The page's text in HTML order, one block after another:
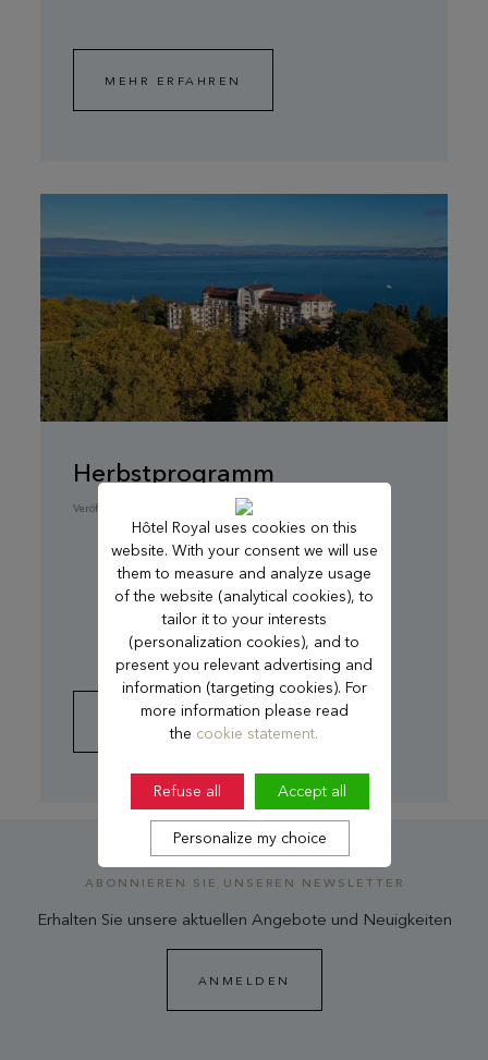
MEHR ERFAHREN
Herbstprogramm
Veröffentlicht am 24.07.2025
ABONNIEREN SIE UNSEREN NEWSLETTER
Erhalten Sie unsere aktuellen Angebote und Neuigkeiten
ANMELDEN
Hôtel Royal uses cookies on this
website. With your consent we will use
them to measure and analyze usage
of the website (analytical cookies), to
tailor it to your interests
(personalization cookies), and to
present you relevant advertising and
information (targeting cookies). For
more information please read
the cookie statement.
Refuse all Accept all
Personalize my choice